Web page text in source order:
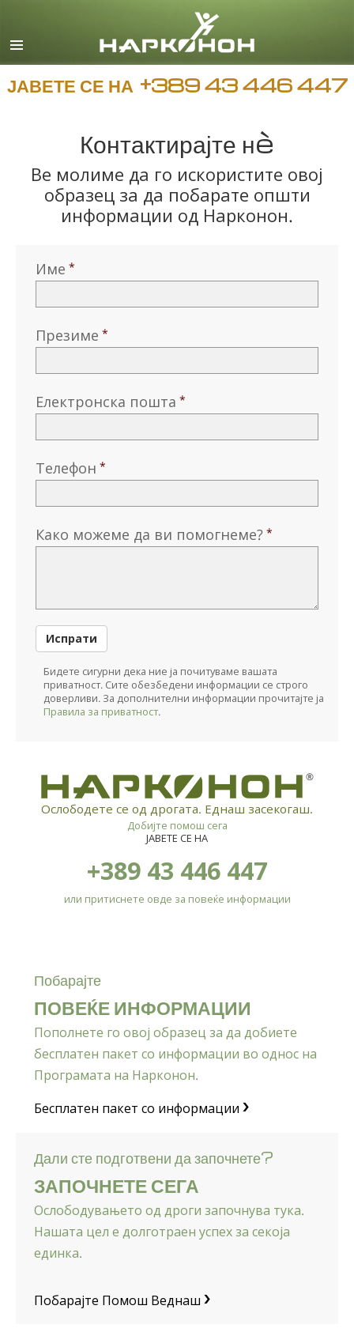
English
Сите региони/јазици
ЈАВЕТЕ СЕ НА +389 43 446 447
Контактирајте нè
Ве молиме да го искористите овој
образец за да побарате општи
информации од Нарконон.
Име
Презиме
Електронска пошта
Телефон
Како можеме да ви помогнеме?
Испрати
Бидете сигурни дека ние ја почитуваме вашата
приватност. Сите обезбедени информации се строго
доверливи. За дополнителни информации прочитајте ја
Правила за приватност.
®
Ослободете се од дрогата. Еднаш засекогаш.
Добијте помош сега
ЈАВЕТЕ СЕ НА
+389 43 446 447
или притиснете овде за повеќе информации
Побарајте
ПОВЕЌЕ ИНФОРМАЦИИ
Пополнете го овој образец за да добиете
бесплатен пакет со информации во однос на
Програмата на Нарконон.
Бесплатен пакет со информации
Дали сте подготвени да започнете?
ЗАПОЧНЕТЕ СЕГА
Ослободувањето од дроги започнува тука.
Нашата цел е долготраен успех за секоја
единка.
Побарајте Помош Веднаш